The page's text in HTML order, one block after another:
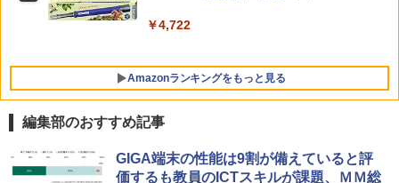
上 KUMON LK-10
￥4,722
Amazonランキングをもっと見る
編集部のおすすめ記事
GIGA端末の性能は9割が備えていると評
価するも教員のICTスキルが課題、ＭＭ総